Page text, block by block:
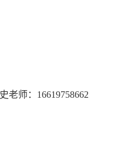
史老师： 16619758662